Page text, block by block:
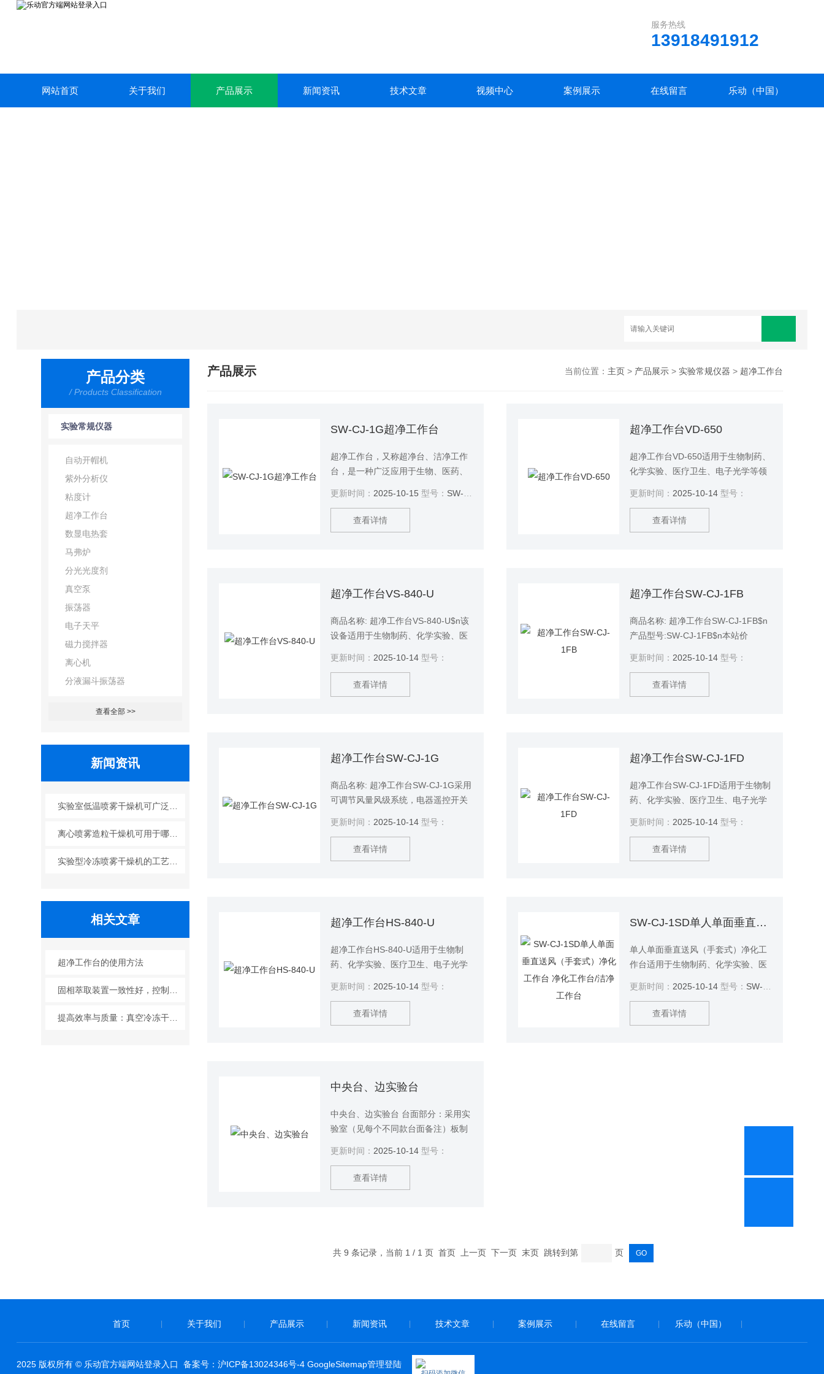
服务热线
13918491912
网站首页 关于我们 产品展示 新闻资讯 技术文章 视频中心 案例展示 在线留言 乐动（中国）
产品分类
/ Products Classification
实验常规仪器
自动开帽机
紫外分析仪
粘度计
超净工作台
数显电热套
马弗炉
分光光度剂
真空泵
振荡器
电子天平
磁力搅拌器
离心机
分液漏斗振荡器
查看全部 >>
新闻资讯
相关文章
超净工作台的使用方法
产品展示 当前位置： 主页> 产品展示> 实验常规仪器 > 超净工作台
SW-CJ-1G超净工作台
超净工作台，又称超净台、洁净工作
台，是一种广泛应用于生物、医药、
提供一个局部高洁净度的工作环境，
确保实验过程中的样品安全、准确、
可靠。
更新时间： 2025-10-15 型号： SW-CJ-1G
查看详情
超净工作台VD-650
超净工作台VD-650适用于生物制药、
化学实验、医疗卫生、电子光学等领
作台。
更新时间： 2025-10-14型号：
查看详情
超净工作台VS-840-U
商品名称: 超净工作台VS-840-U$n该
设备适用于生物制药、化学实验、医
部无菌、无尘的超净工作台。
更新时间： 2025-10-14型号：
查看详情
超净工作台SW-CJ-1FB
商品名称: 超净工作台SW-CJ-1FB$n
产品型号:SW-CJ-1FB$n本站价
更新时间： 2025-10-14型号：
查看详情
超净工作台SW-CJ-1G
商品名称: 超净工作台SW-CJ-1G采用
可调节风量风级系统，电器遥控开关
态。
更新时间： 2025-10-14型号：
查看详情
超净工作台SW-CJ-1FD
超净工作台SW-CJ-1FD适用于生物制
药、化学实验、医疗卫生、电子光学
净工作台。
更新时间： 2025-10-14型号：
查看详情
超净工作台HS-840-U
超净工作台HS-840-U适用于生物制
药、化学实验、医疗卫生、电子光学
净工作台。
更新时间： 2025-10-14型号：
查看详情
SW-CJ-1SD单人单面垂直送风（手套式）净化工作台 净化工作台/洁净工作台
单人单面垂直送风（手套式）净化工
作台适用于生物制药、化学实验、医
部无菌、无尘的超净工作台
更新时间： 2025-10-14型号： SW-CJ-1SD
查看详情
中央台、边实验台
中央台、边实验台 台面部分：采用实
验室（见每个不同款台面备注）板制
更新时间： 2025-10-14型号：
查看详情
共 9 条记录，当前 1 / 1 页 首页 上一页 下一页 末页 跳转到第 页
首页 关于我们 产品展示 新闻资讯 技术文章 案例展示 在线留言 乐动（中国）
2025 版权所有 © 乐动官方端网站登录入口 备案号： 沪ICP备13024346号-4 GoogleSitemap管理登陆